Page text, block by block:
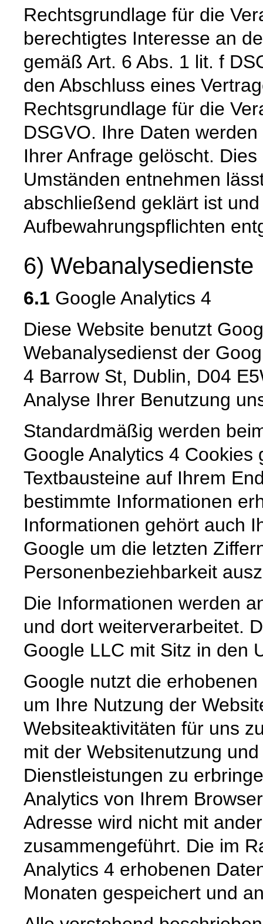
Rechtsgrundlage für die
berechtigtes Interesse an
gemäß Art. 6 Abs. 1 lit. f
den Abschluss eines
Rechtsgrundlage für die
DSGVO. Ihre Daten
Ihrer Anfrage gelöscht.
Umständen entnehmen
abschließend geklärt ist
Aufbewahrungspflichten
6) Webanalysedienste
6.1 Google Analytics 4
Diese Website benutzt
Webanalysedienst der
4 Barrow St, Dublin, D04
Analyse Ihrer Benutzung
Standardmäßig werden
Google Analytics 4 Cookies
Textbausteine auf Ihrem
bestimmte Informationen
Informationen gehört auch
Google um die letzten
Personenbeziehbarkeit
Die Informationen werden
und dort weiterverarbeitet.
Google LLC mit Sitz in den
Google nutzt die
um Ihre Nutzung der
Websiteaktivitäten für uns
mit der Websitenutzung
Dienstleistungen zu
Analytics von Ihrem
Adresse wird nicht mit
zusammengeführt. Die im
Analytics 4 erhobenen
Monaten gespeichert und